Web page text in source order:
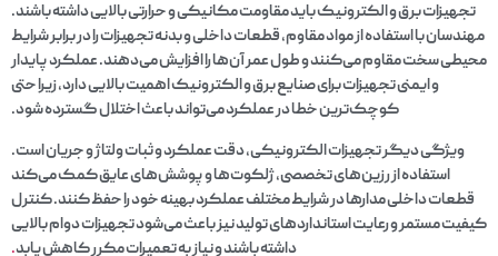
تجهیزات برق و الکترونیک باید مقاومت مکانیکی و حرارتی بالایی داشته باشند.
مهندسان با استفاده از مواد مقاوم، قطعات داخلی و بدنه تجهیزات را در برابر شرایط
محیطی سخت مقاوم می‌کنند و طول عمر آن‌ها را افزایش می‌دهند. عملکرد پایدار
و ایمنی تجهیزات برای صنایع برق و الکترونیک اهمیت بالایی دارد، زیرا حتی
کوچک‌ترین خطا در عملکرد می‌تواند باعث اختلال گسترده شود.
ویژگی دیگر تجهیزات الکترونیکی، دقت عملکرد و ثبات ولتاژ و جریان است.
استفاده از رزین‌های تخصصی، ژلکوت‌ها و پوشش‌های عایق کمک می‌کند
قطعات داخلی مدارها در شرایط مختلف عملکرد بهینه خود را حفظ کنند. کنترل
کیفیت مستمر و رعایت استانداردهای تولید نیز باعث می‌شود تجهیزات دوام بالایی
داشته باشند و نیاز به تعمیرات مکرر کاهش یابد.